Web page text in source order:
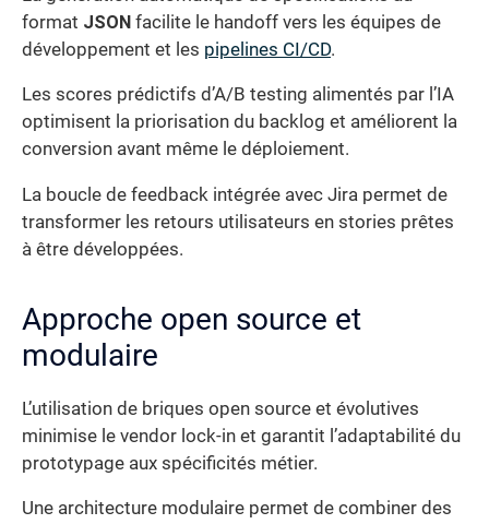
format JSON facilite le handoff vers les équipes de
développement et les pipelines CI/CD.
Les scores prédictifs d’A/B testing alimentés par l’IA
optimisent la priorisation du backlog et améliorent la
conversion avant même le déploiement.
La boucle de feedback intégrée avec Jira permet de
transformer les retours utilisateurs en stories prêtes
à être développées.
Approche open source et
modulaire
L’utilisation de briques open source et évolutives
minimise le vendor lock-in et garantit l’adaptabilité du
prototypage aux spécificités métier.
Une architecture modulaire permet de combiner des